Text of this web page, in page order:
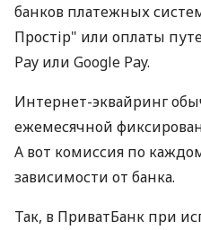
банков платежных
Простір" или оплаты
Pay или Google Pay.
Интернет-эквайринг
ежемесячной
А вот комиссия по
зависимости от банка.
Так, в ПриватБанк при